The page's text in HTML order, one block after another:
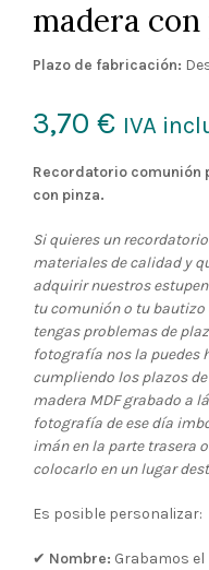
madera con
Plazo de fabricación:
3,70 € IVA
Recordatorio comunión
con pinza.
Si quieres un
materiales de calidad y
adquirir nuestros
tu comunión o tu
tengas problemas de
fotografía nos la puedes
cumpliendo los plazos
madera MDF grabado a
fotografía de ese día
imán en la parte trasera
colocarlo en un lugar
Es posible personalizar:
✔ Nombre: Grabamos